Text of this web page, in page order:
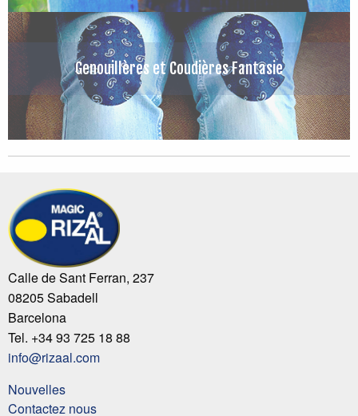
Genouillères et Coudières Fantasie
Calle de Sant Ferran, 237
08205 Sabadell
Barcelona
Tel. +34 93 725 18 88
info@rizaal.com
Nouvelles
Contactez nous